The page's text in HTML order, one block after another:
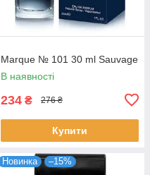
Marque № 101 30 ml Sauvage
В наявності
234 ₴ 276 ₴
Купити
Новинка –15%